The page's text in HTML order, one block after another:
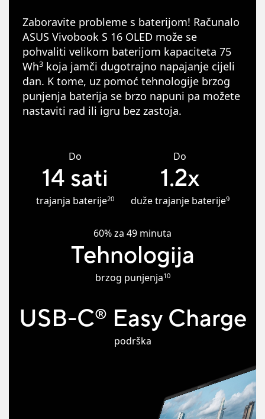
Zaboravite probleme s baterijom! Računalo
ASUS Vivobook S 16 OLED može se
pohvaliti velikom baterijom kapaciteta 75
Wh3koja jamči dugotrajno napajanje cijeli
dan. K tome, uz pomoć tehnologije brzog
punjenja baterija se brzo napuni pa možete
nastaviti rad ili igru bez zastoja.
Do
14 sati
trajanja baterije20
Do
1.2x
duže trajanje baterije9
60% za 49 minuta
Tehnologija
brzog punjenja10
USB-C® Easy Charge
podrška